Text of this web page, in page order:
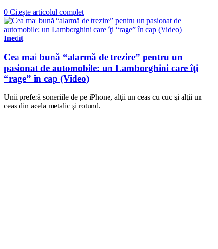
0 Citește articolul complet
Inedit
Cea mai bună “alarmă de trezire” pentru un
pasionat de automobile: un Lamborghini care îţi
“rage” în cap (Video)
Unii preferă soneriile de pe iPhone, alţii un ceas cu cuc şi alţii un
ceas din acela metalic şi rotund.